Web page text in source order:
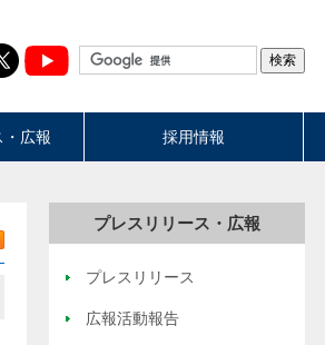
・広報 採用情報
プレスリリース・広報
プレスリリース
広報活動報告